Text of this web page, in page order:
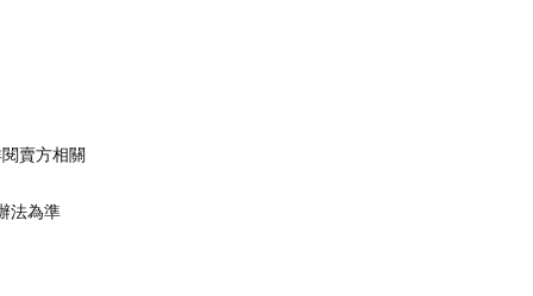
賣方相關
法為準